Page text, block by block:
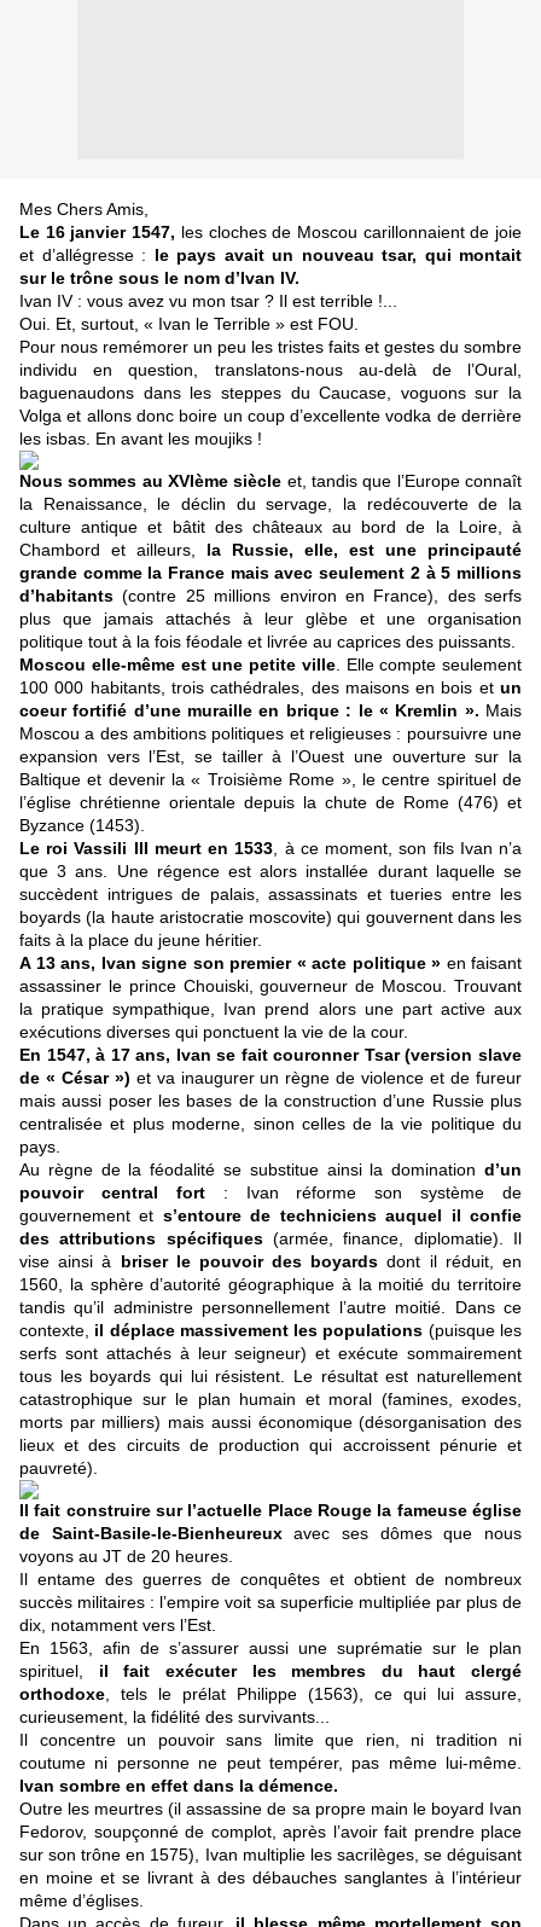
Mes Chers Amis,
Le 16 janvier 1547, les cloches de Moscou carillonnaient de joie
et d’allégresse : le pays avait un nouveau tsar, qui montait
sur le trône sous le nom d’Ivan IV.
Ivan IV : vous avez vu mon tsar ? Il est terrible !...
Oui. Et, surtout, « Ivan le Terrible » est FOU.
Pour nous remémorer un peu les tristes faits et gestes du sombre
individu en question, translatons-nous au-delà de l’Oural,
baguenaudons dans les steppes du Caucase, voguons sur la
Volga et allons donc boire un coup d’excellente vodka de derrière
les isbas. En avant les moujiks !
Nous sommes au XVIème siècle et, tandis que l’Europe connaît
la Renaissance, le déclin du servage, la redécouverte de la
culture antique et bâtit des châteaux au bord de la Loire, à
Chambord et ailleurs, la Russie, elle, est une principauté
grande comme la France mais avec seulement 2 à 5 millions
d’habitants (contre 25 millions environ en France), des serfs
plus que jamais attachés à leur glèbe et une organisation
politique tout à la fois féodale et livrée au caprices des puissants.
Moscou elle-même est une petite ville. Elle compte seulement
100 000 habitants, trois cathédrales, des maisons en bois et un
coeur fortifié d’une muraille en brique : le « Kremlin ». Mais
Moscou a des ambitions politiques et religieuses : poursuivre une
expansion vers l’Est, se tailler à l’Ouest une ouverture sur la
Baltique et devenir la « Troisième Rome », le centre spirituel de
l’église chrétienne orientale depuis la chute de Rome (476) et
Byzance (1453).
Le roi Vassili III meurt en 1533 , à ce moment, son fils Ivan n’a
que 3 ans. Une régence est alors installée durant laquelle se
succèdent intrigues de palais, assassinats et tueries entre les
boyards (la haute aristocratie moscovite) qui gouvernent dans les
faits à la place du jeune héritier.
A 13 ans, Ivan signe son premier « acte politique » en faisant
assassiner le prince Chouiski, gouverneur de Moscou. Trouvant
la pratique sympathique, Ivan prend alors une part active aux
exécutions diverses qui ponctuent la vie de la cour.
En 1547, à 17 ans, Ivan se fait couronner Tsar (version slave
de « César ») et va inaugurer un règne de violence et de fureur
mais aussi poser les bases de la construction d’une Russie plus
centralisée et plus moderne, sinon celles de la vie politique du
pays.
Au règne de la féodalité se substitue ainsi la domination d’un
pouvoir central fort: Ivan réforme son système de
gouvernement et s’entoure de techniciens auquel il confie
des attributions spécifiques(armée, finance, diplomatie). Il
vise ainsi à briser le pouvoir des boyards dont il réduit, en
1560, la sphère d’autorité géographique à la moitié du territoire
tandis qu’il administre personnellement l’autre moitié. Dans ce
contexte, il déplace massivement les populations (puisque les
serfs sont attachés à leur seigneur) et exécute sommairement
tous les boyards qui lui résistent. Le résultat est naturellement
catastrophique sur le plan humain et moral (famines, exodes,
morts par milliers) mais aussi économique (désorganisation des
lieux et des circuits de production qui accroissent pénurie et
pauvreté).
Il fait construire sur l’actuelle Place Rouge la fameuse église
de Saint-Basile-le-Bienheureuxavec ses dômes que nous
voyons au JT de 20 heures.
Il entame des guerres de conquêtes et obtient de nombreux
succès militaires : l’empire voit sa superficie multipliée par plus de
dix, notamment vers l’Est.
En 1563, afin de s’assurer aussi une suprématie sur le plan
spirituel, il fait exécuter les membres du haut clergé
orthodoxe , tels le prélat Philippe (1563), ce qui lui assure,
curieusement, la fidélité des survivants...
Il concentre un pouvoir sans limite que rien, ni tradition ni
coutume ni personne ne peut tempérer, pas même lui-même.
Ivan sombre en effet dans la démence.
Outre les meurtres (il assassine de sa propre main le boyard Ivan
Fedorov, soupçonné de complot, après l’avoir fait prendre place
sur son trône en 1575), Ivan multiplie les sacrilèges, se déguisant
en moine et se livrant à des débauches sanglantes à l’intérieur
même d’églises.